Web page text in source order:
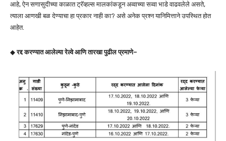
आहे, ऐन सणासुदीच्या काळात ट्रॅव्हल्स मालकांकडून अव्वाच्या सव्वा भाडे वाढवलेले असते,
त्याला आणखी बळ देण्याचा हा प्रकार नाही का? असे अनेक प्रश्न यानिमित्ताने उपस्थित होत
आहेत.
◆रद्द करण्यात आलेल्या रेल्वे आणि तारखा पुढील प्रमाणे–